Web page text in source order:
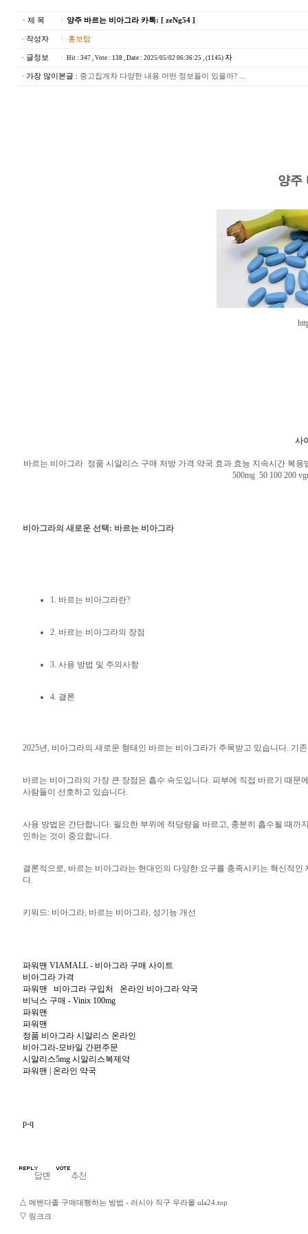
· 제 목 양주 바르는 비아그라 카톡: [ zeNg54 ]
· 작성자 홍보탑
· 글정보 Hit : 347 , Vote : 138 , Date : 2025/05/02 06:36:25 , (1145) 자
· 가장 많이본글 : 중고집게차 다양한 내용 어떤 정보들이 있을까? ...
양주
사
바르는 비아그라 정품 시알리스 구매 처방 가격 약국 효과 효능 지속시간 복용
500mg 50 100 200
비아그라의 새로운 선택: 바르는 비아그라
1. 바르는 비아그라란?
2. 바르는 비아그라의 장점
3. 사용 방법 및 주의사항
4. 결론
2025년, 비아그라의 새로운 형태인 바르는 비아그라가 주목받고 있습니다. 기
바르는 비아그라의 가장 큰 장점은 흡수 속도입니다. 피부에 직접 바르기 때
사람들이 선호하고 있습니다.
사용 방법은 간단합니다. 필요한 부위에 적당량을 바르고, 충분히 흡수될 때
인하는 것이 중요합니다.
결론적으로, 바르는 비아그라는 현대인의 다양한 요구를 충족시키는 혁신적
다.
키워드: 비아그라, 바르는 비아그라, 성기능 개선
파워맨 VIAMALL - 비아그라 구매 사이트
비아그라 가격
파워맨 비아그라 구입처 온라인 비아그라 약국
비닉스 구매 - Vinix 100mg
파워맨
파워맨
정품 비아그라 시알리스 온라인
비아그라-모바일 간편주문
시알리스5mg 시알리스복제약
파워맨 | 온라인 약국
p-q
△ 메벤다졸 구매대행하는 방법 - 러시아 직구 우라몰 ula24.top
▽ 링크크